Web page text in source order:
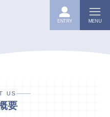
ENTRY MENU
US
要